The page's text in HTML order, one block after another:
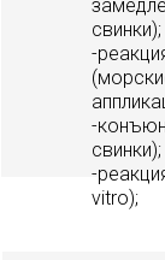
свинки);
-
-
свинки);
-
vitro);